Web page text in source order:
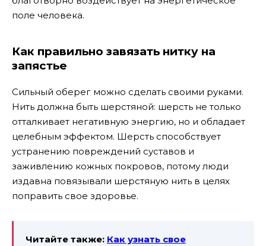
поле человека.
Как правильно завязать нитку на
запястье
Сильный оберег можно сделать своими руками.
Нить должна быть шерстяной: шерсть не только
отталкивает негативную энергию, но и обладает
целебным эффектом. Шерсть способствует
устранению повреждений суставов и
заживлению кожных покровов, потому люди
издавна повязывали шерстяную нить в целях
поправить свое здоровье.
Читайте также: Как узнать свое